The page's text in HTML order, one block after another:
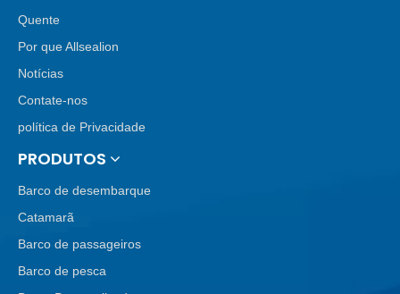
Quente
Por que Allsealion
Notícias
Contate-nos
política de Privacidade
PRODUTOS
Barco de desembarque
Catamarã
Barco de passageiros
Barco de pesca